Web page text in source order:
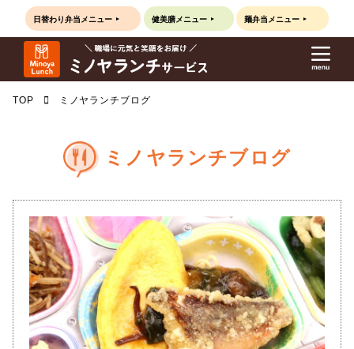
日替わり弁当 メニュー 健美膳メニュー 麺弁当 メニュー
TOP ミノヤランチブログ
ミノヤランチブログ